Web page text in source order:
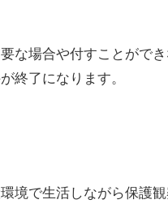
な場合や付すことがで
終了になります。
境で生活しながら保護